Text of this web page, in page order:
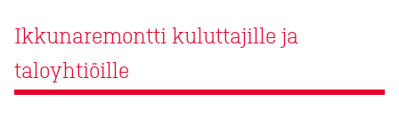
Ikkunaremontti kuluttajille ja
taloyhtiöille